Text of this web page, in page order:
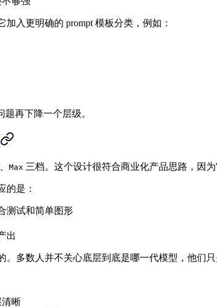
入更明确的 prompt 模板分类，例如：
再下降一个层级。
Max 三档。这个设计很符合商业化产品思路，因
的是：
测试和简单图形
出
多数人并不关心底层到底是哪一代模型，他们
晰